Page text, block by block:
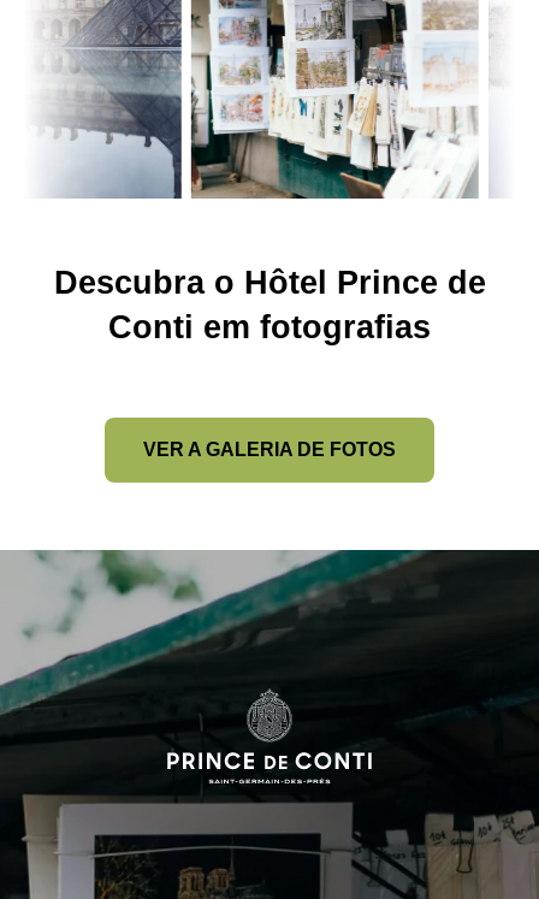
Descubra o Hôtel Prince de
Conti em fotografias
VER A GALERIA DE FOTOS